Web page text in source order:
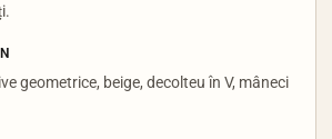
geometrice, beige, decolteu în V, mâneci